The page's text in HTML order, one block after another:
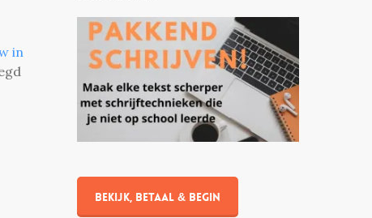
in
Bekijk, betaal & begin